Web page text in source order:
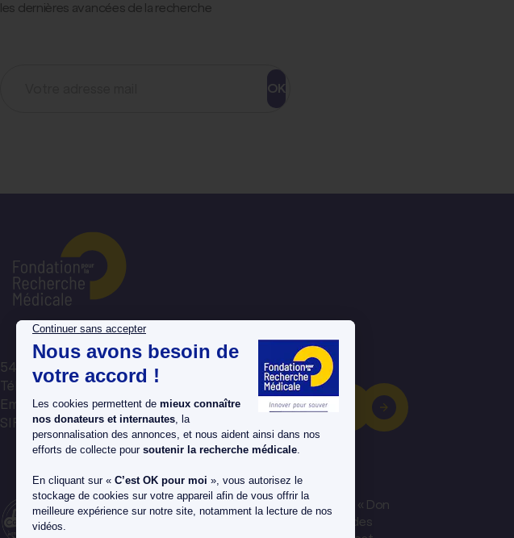
les dernières avancées de la recherche
OK
54 rue de Varenne, 75007 Paris
Tél : 01 44 39 75 75
Email : avotreecoute@frm.org
SIREN : 784 314 064
Nous contacter par mail
La Fondation pour la Recherche Médicale est labellisée « Don
en Confiance » depuis 1990, un organisme de contrôle des